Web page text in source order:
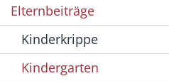
Elternbeiträge
Kinderkrippe
Kindergarten